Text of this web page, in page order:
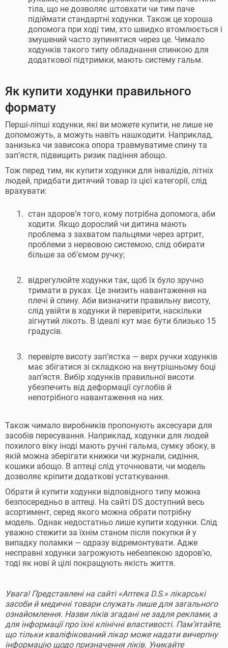
тіла, що не дозволяє штовхати чи тим паче
підіймати стандартні ходунки. Також це хороша
допомога при ході тим, хто швидко втомлюється і
змушений часто зупинятися через це. Чимало
ходунків такого типу обладнання спинкою для
додаткової підтримки, мають систему гальм.
Як купити ходунки правильного
формату
Перші-ліпші ходунки, які ви можете купити, не лише не
допоможуть, а можуть навіть нашкодити. Наприклад,
занизька чи зависока опора травмуватиме спину та
зап’ястя, підвищить ризик падіння абощо.
Тож перед тим, як купити ходунки для інвалідів, літніх
людей, придбати дитячий товар із цієї категорії, слід
врахувати:
стан здоров’я того, кому потрібна допомога, аби
ходити. Якщо дорослий чи дитина мають
проблема з захватом пальцями через артрит,
проблеми з нервовою системою, слід обирати
більше за об’ємом ручку;
відрегулюйте ходунки так, щоб їх було зручно
тримати в руках. Це знизить навантаження на
плечі й спину. Аби визначити правильну висоту,
слід увійти в ходунки й перевірити, наскільки
зігнутий лікоть. В ідеалі кут має бути близько 15
градусів.
перевірте висоту зап’ястка — верх ручки ходунків
має збігатися зі складкою на внутрішньому боці
зап’ястя. Вибір ходунків правильної висоти
убезпечить від деформації суглобів й
непотрібного навантаження на них.
Також чимало виробників пропонують аксесуари для
засобів пересування. Наприклад, ходунки для людей
похилого віку іноді мають ручні гальма, сумку збоку, в
якій можна зберігати книжки чи журнали, сидіння,
кошики абощо. В аптеці слід уточнювати, чи модель
дозволяє кріпити додаткові устаткування.
Обрати й купити ходунки відповідного типу можна
безпосередньо в аптеці. На сайті DS доступний весь
асортимент, серед якого можна обрати потрібну
модель. Однак недостатньо лише купити ходунки. Слід
уважно стежити за їхнім станом після покупки й у
випадку поламки — одразу відремонтувати. Адже
несправні ходунки загрожують небезпекою здоров’ю,
тоді як нові й цілі покращують якість життя.
Увага! Представлені на сайті «Аптека D.S.» лікарські
засоби й медичні товари служать лише для загального
ознайомлення. Назви ліків згадані не задля реклами, а
для інформації про їхні клінічні властивості. Пам’ятайте,
що тільки кваліфікований лікар може надати вичерпну
інформацію щодо призначення ліків. Уникайте